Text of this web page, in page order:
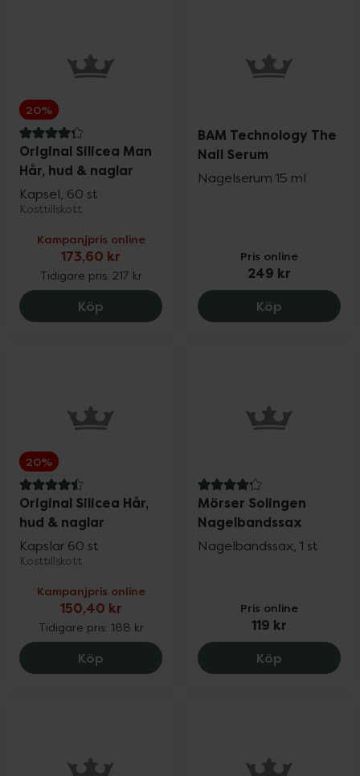
20%
4.3 av 5 i omdöme
Original Silicea Man
Hår, hud & naglar
Kapsel, 60 st
Kosttillskott
Kampanjpris online
173,60 kr
Tidigare pris: 217 kr
Köp Original Silicea Man Hår, hud & naglar,
BAM Technology The
Nail Serum
Nagelserum 15 ml
Pris online
249 kr
Köp BAM
20%
4.5 av 5 i omdöme
Original Silicea Hår,
hud & naglar
Kapslar 60 st
Kosttillskott
Kampanjpris online
150,40 kr
Tidigare pris: 188 kr
Köp Original Silicea Hår, hud & naglar,
4.2 av 5 i omdöme
Mörser Solingen
Nagelbandssax
Nagelbandssax, 1 st
Pris online
119 kr
Köp Mörser